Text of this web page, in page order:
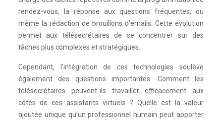
rendez-vous, la réponse aux questions fréquentes, ou
même la rédaction de brouillons d’emails. Cette évolution
permet aux télésecrétaires de se concentrer sur des
tâches plus complexes et stratégiques.
Cependant, l’intégration de ces technologies soulève
également des questions importantes. Comment les
télésecrétaires peuvent-ils travailler efficacement aux
côtés de ces assistants virtuels ? Quelle est la valeur
ajoutée unique qu’un professionnel humain peut apporter